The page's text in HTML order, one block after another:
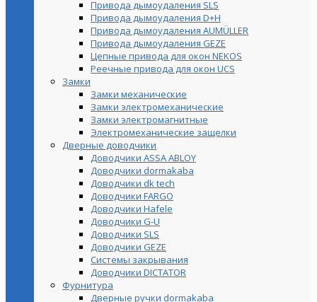
Привода дымоудаления SLS
Привода дымоудаления D+H
Привода дымоудаления AUMÜLLER
Привода дымоудаления GEZE
Цепные привода для окон NEKOS
Реечные привода для окон UСS
Замки
Замки механические
Замки электромеханические
Замки электромагнитные
Электромеханические защелки
Дверные доводчики
Доводчики ASSA ABLOY
Доводчики dormakaba
Доводчики dk tech
Доводчики FARGO
Доводчики Hafele
Доводчики G-U
Доводчики SLS
Доводчики GEZE
Cистемы закрывания
Доводчики DICTATOR
Фурнитура
Дверные ручки dormakaba